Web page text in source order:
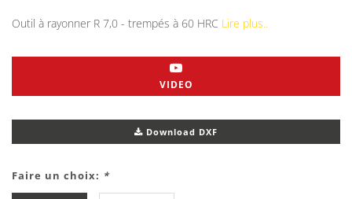
Outil à rayonner R 7,0 - trempés à 60 HRC Lire plus..
VIDEO
Download DXF
Faire un choix: *